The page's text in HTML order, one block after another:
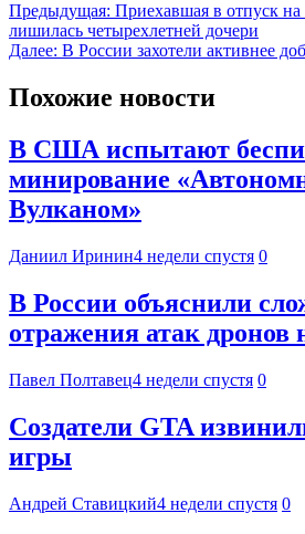
Предыдущая: Приехавшая в отпуск
лишилась четырехлетней дочери
Далее: В России захотели активнее
Похожие новости
В США испытают
минирование
Вулканом»
Даниил Иринин4 недели спустя 0
В России объяснили
отражения атак
Павел Полтавец4 недели спустя 0
Создатели GTA
игры
Андрей Ставицкий4 недели спустя 0